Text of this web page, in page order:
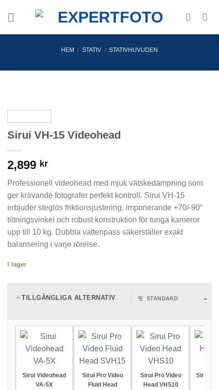
HEM / STATIV / STATIVHUVUDEN
Sirui VH-15 Videohead
2,899 kr
Professionell videohead med mjuk vätskedämpning som
ger krävande fotografer perfekt kontroll. Sirui VH-15
erbjuder steglös friktionsjustering, imponerande +70/-90°
tiltningsvinkel och robust konstruktion för tunga kameror
upp till 10 kg. Dubbla vattenpass säkerställer exakt
balansering i varje rörelse.
I lager
TILLGÄNGLIGA ALTERNATIV
Sirui Videohead
VA-5X
Sirui Pro Video
Fluid Head
Sirui Pro Video
Head VHS10
Sirui